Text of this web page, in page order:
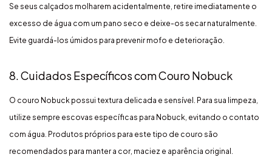
Se seus calçados molharem acidentalmente, retire imediatamente o
excesso de água com um pano seco e deixe-os secar naturalmente.
Evite guardá-los úmidos para prevenir mofo e deterioração.
8. Cuidados Específicos com Couro Nobuck
O couro Nobuck possui textura delicada e sensível. Para sua limpeza,
utilize sempre escovas específicas para Nobuck, evitando o contato
com água. Produtos próprios para este tipo de couro são
recomendados para manter a cor, maciez e aparência original.